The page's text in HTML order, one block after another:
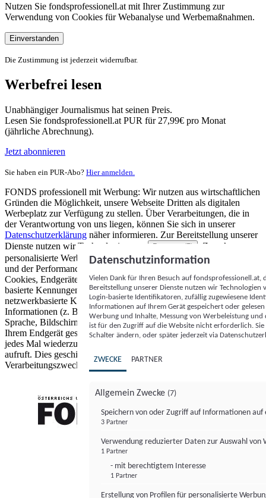
Nutzen Sie fondsprofessionell.at mit Ihrer Zustimmung zur
Verwendung von Cookies für Webanalyse und Werbemaßnahmen.
Einverstanden
Die Zustimmung ist jederzeit widerrufbar.
Werbefrei lesen
Unabhängiger Journalismus hat seinen Preis.
Lesen Sie fondsprofessionell.at PUR für 27,99€ pro Monat
(jährliche Abrechnung).
Jetzt abonnieren
Sie haben ein PUR-Abo? Hier anmelden.
FONDS professionell mit Werbung: Wir nutzen aus wirtschaftlichen
Gründen die Möglichkeit, unsere Webseite Dritten als digitalen
Werbeplatz zur Verfügung zu stellen. Über Verarbeitungen, die in
der Verantwortung von uns liegen, können Sie sich in unserer
Datenschutzerklärung näher informieren. Zur Bereitstellung unserer
Dienste nutzen wir Technologien von
Partnern (5)
. Zwecke:
personalisierte Werbung und Inhalte, Messung von Werbeleistung
und der Performance von Inhalten sowie Zielgruppenforschung.
Cookies, Endgeräte- oder ähnliche Online-Kennungen (z. B. login-
basierte Kennungen, zufällig generierte Kennungen,
netzwerkbasierte Kennungen) können zusammen mit anderen
Informationen (z. B. Browsertyp und Browserinformationen,
Sprache, Bildschirmgröße, unterstützte Technologien usw.) auf
Ihrem Endgerät gespeichert oder von dort ausgelesen werden, um es
jedes Mal wiederzuerkennen, wenn es eine App oder einer Webseite
aufruft. Dies geschieht für einen oder mehrere der hier aufgeführten
Verarbeitungszwecke.
Datenschutzinformation
Vielen Dank für Ihren Besuch auf
Bereitstellung unserer Dienste nutzen wir Technologien
Login-basierte Identifikatoren, zufällig zugewiesene
Informationen auf Ihrem Gerät gespeichert oder
Werbung und Inhalte, Messung von Werbeleistung
ist für den Zugriff auf die Website nicht erforderlich.
Schalter ändern, oder später jederzeit via
ZWECKE PARTNER
Allgemein Zwecke (7)
Speichern von oder Zugriff auf Informationen auf
3 Partner
Verwendung reduzierter Daten zur Auswahl von
1 Partner
- mit berechtigtem Interesse
1 Partner
Erstellung von Profilen für personalisierte
FONDS professionell